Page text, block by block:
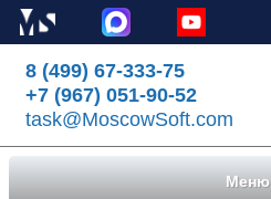
8 (499) 67-333-75
+7 (967) 051-90-52
task@MoscowSoft.com
Меню